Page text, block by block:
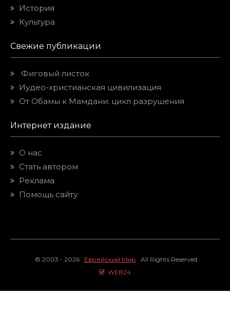
История
Культура
Свежие публикации
Фиговый листок
Иудео-христианская цивилизация
От Обамы к Мамдани: цикл разрушения
Интернет издание
О нас
Стать автором
Реклама
Помощь сайту
© 2003 - 2026 Еврейский Мир All Rights Reserved.
WEB24